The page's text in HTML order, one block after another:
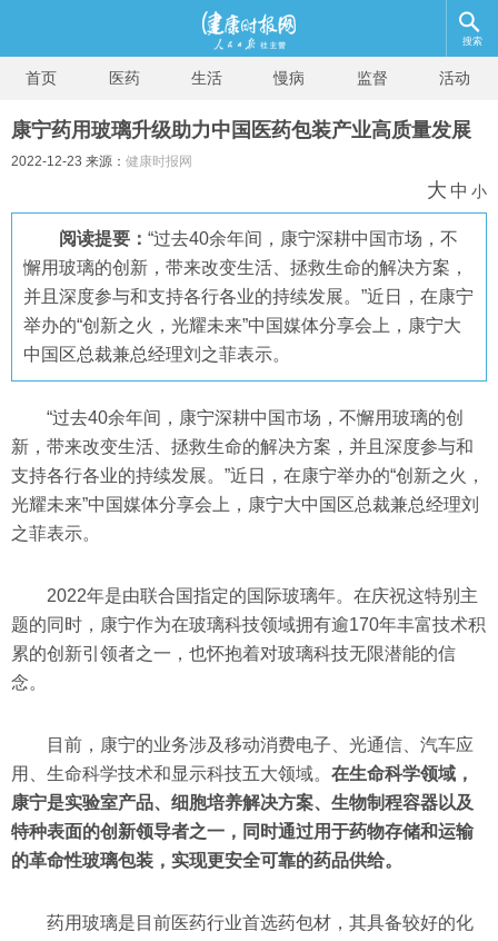
搜索
首页 医药 生活 慢病 监督 活动
康宁药用玻璃升级助力中国医药包装产业高质量发展
2022-12-23 来源： 健康时报网
大 中 小
阅读提要： “过去40余年间，康宁深耕中国市场，不
懈用玻璃的创新，带来改变生活、拯救生命的解决方案，
并且深度参与和支持各行各业的持续发展。”近日，在康宁
举办的“创新之火，光耀未来”中国媒体分享会上，康宁大
中国区总裁兼总经理刘之菲表示。
“过去40余年间，康宁深耕中国市场，不懈用玻璃的创
新，带来改变生活、拯救生命的解决方案，并且深度参与和
支持各行各业的持续发展。”近日，在康宁举办的“创新之火，
光耀未来”中国媒体分享会上，康宁大中国区总裁兼总经理刘
之菲表示。
2022年是由联合国指定的国际玻璃年。在庆祝这特别主
题的同时，康宁作为在玻璃科技领域拥有逾170年丰富技术积
累的创新引领者之一，也怀抱着对玻璃科技无限潜能的信
念。
目前，康宁的业务涉及移动消费电子、光通信、汽车应
用、生命科学技术和显示科技五大领域。 在生命科学领域，
康宁是实验室产品、细胞培养解决方案、生物制程容器以及
特种表面的创新领导者之一，同时通过用于药物存储和运输
的革命性玻璃包装，实现更安全可靠的药品供给。
药用玻璃是目前医药行业首选药包材，其具备较好的化